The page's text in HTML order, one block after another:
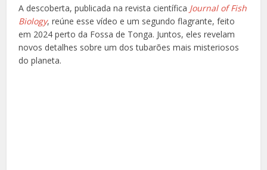
A descoberta, publicada na revista científica Journal of Fish
Biology, reúne esse vídeo e um segundo flagrante, feito
em 2024 perto da Fossa de Tonga. Juntos, eles revelam
novos detalhes sobre um dos tubarões mais misteriosos
do planeta.